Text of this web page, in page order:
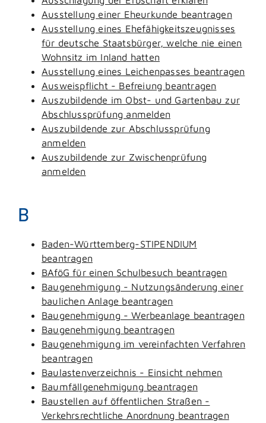
Ausstellung einer Eheurkunde beantragen
Ausstellung eines Ehefähigkeitszeugnisses
für deutsche Staatsbürger, welche nie einen
Wohnsitz im Inland hatten
Ausstellung eines Leichenpasses beantragen
Ausweispflicht - Befreiung beantragen
Auszubildende im Obst- und Gartenbau zur
Abschlussprüfung anmelden
Auszubildende zur Abschlussprüfung
anmelden
Auszubildende zur Zwischenprüfung
anmelden
B
Baden-Württemberg-STIPENDIUM
beantragen
BAföG für einen Schulbesuch beantragen
Baugenehmigung - Nutzungsänderung einer
baulichen Anlage beantragen
Baugenehmigung - Werbeanlage beantragen
Baugenehmigung beantragen
Baugenehmigung im vereinfachten Verfahren
beantragen
Baulastenverzeichnis - Einsicht nehmen
Baumfällgenehmigung beantragen
Baustellen auf öffentlichen Straßen -
Verkehrsrechtliche Anordnung beantragen